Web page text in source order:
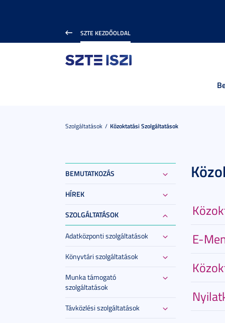
SZTE KEZDŐOLDAL
Szolgáltatások Közoktatási Szolgáltatások
BEMUTATKOZÁS
HÍREK
SZOLGÁLTATÁSOK
Adatközponti szolgáltatások
Könyvtári szolgáltatások
Munka támogató
szolgáltatások
Távközlési szolgáltatások
E-